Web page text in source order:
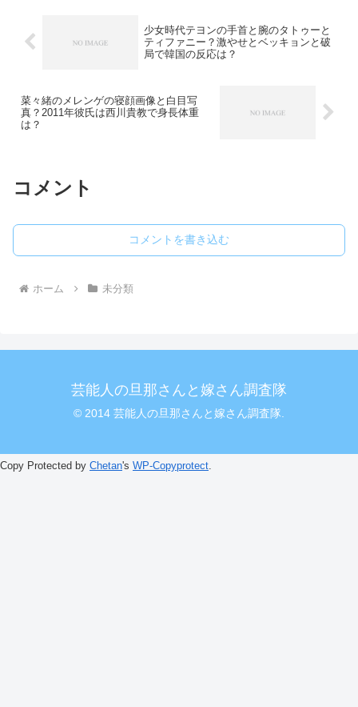
少女時代テヨンの手首と腕のタトゥーと
ティファニー？激やせとベッキョンと破
局で韓国の反応は？
菜々緒のメレンゲの寝顔画像と白目写
真？2011年彼氏は西川貴教で身長体重
は？
コメント
コメントを書き込む
ホーム 未分類
芸能人の旦那さんと嫁さん調査隊
© 2014 芸能人の旦那さんと嫁さん調査隊.
Copy Protected by Chetan's WP-Copyprotect